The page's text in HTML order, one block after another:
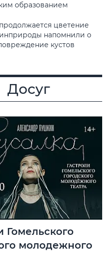
образованием
цветение
напомнили о
кустов
Досуг
Гомельского
молодежного